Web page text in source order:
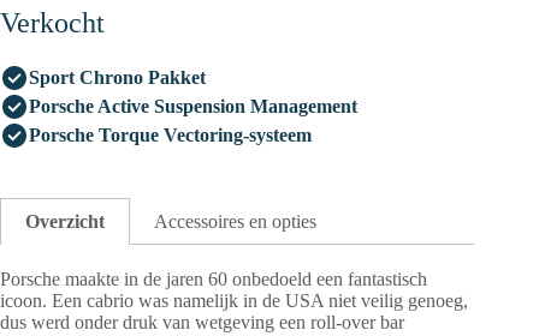
Verkocht
Sport Chrono Pakket
Porsche Active Suspension Management
Porsche Torque Vectoring-systeem
Overzicht Accessoires en opties
Porsche maakte in de jaren 60 onbedoeld een fantastisch
icoon. Een cabrio was namelijk in de USA niet veilig genoeg,
dus werd onder druk van wetgeving een roll-over bar